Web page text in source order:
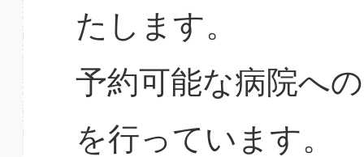
たします。
予約可能な病院へ
を行っています。